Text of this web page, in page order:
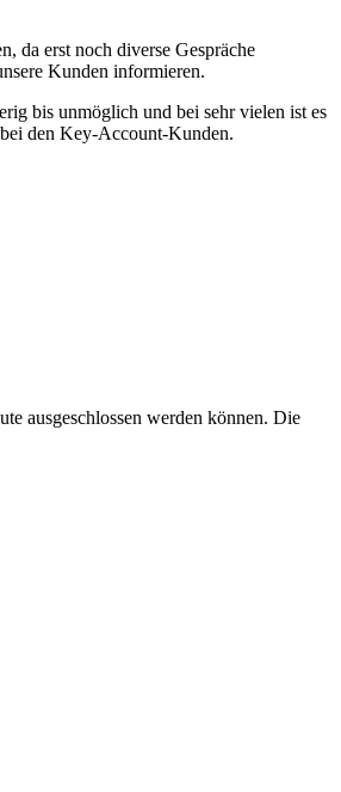
da erst noch diverse Gespräche
Kunden informieren.
bis unmöglich und bei sehr vielen ist es
den Key-Account-Kunden.
ausgeschlossen werden können. Die